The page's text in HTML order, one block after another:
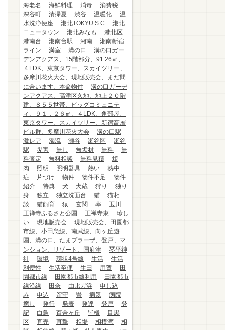
海老名
海鮮料理 消毒
消費税
深谷町
清掃夏 渋谷 温暖化
温
水洗浄便座
港北TOKYU S.C
港北
ニュータウン
港北みなも
港北区
港南台
港南台駅 湘南
湘南新宿
ライン
満室 溝の口
溝の口ガー
デンアクアス、15階部分、91.26㎡、
４LDK、東京タワー、スカイツリー、
多摩川花火大会、現地販売会、まだ間
に合います、本命物件
溝の口ガーデ
ンアクアス、高津区久地、地上２０階
建、８５５世帯、ビッグコミュニテ
ィ、９１．２６㎡、４LDK、角部屋、
東京タワー、スカイツリー、新宿高層
ビル群、多摩川花火大会
溝の口駅
激レア
濁流 瀬谷 瀬谷区
瀬谷
駅
災害 無し 無垢材 無料
無
料査定
無料相談 無料見積
焼
肉
照明 照明器具 熱い
熱中
症
片づけ 物件 物件不足
物件
紹介
特典 犬 犬蔵 狩り
独り
身
独立 独立洗面台 猫
猫相
談
猫飼育 猿 玄関 率
玉川
王禅寺ふるさと公園
王禅寺東
珍し
い
現地販売会
現地販売会、田園都
市線、小田急線、南武線、向ヶ丘遊
園、溝の口、たまプラーザ、登戸、マ
ンション、リゾート、国府津
琴平神
社
環境 環状4号線 生活
生活
利便性
生活至便 生田 用賀
田
園都市線
田園都市線利用
田園都市
線沿線
田奈 由比ガ浜
申し込
み
申込 留守 畳 病気
病院
癒し
発行 発表 発達 登戸
登
記
白鳥 百合ヶ丘 皆様
目黒
区
直売 直撃 相場 相模湾
相